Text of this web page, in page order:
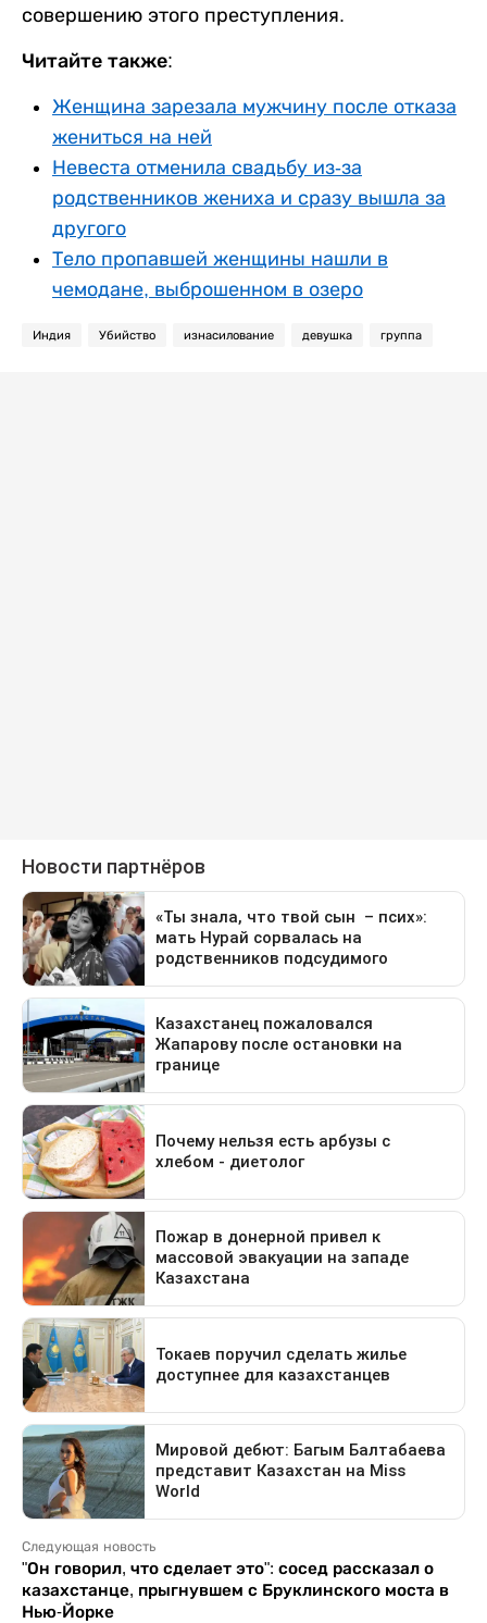
совершению этого преступления.
Читайте также:
Женщина зарезала мужчину после отказа
жениться на ней
Невеста отменила свадьбу из-за
родственников жениха и сразу вышла за
другого
Тело пропавшей женщины нашли в
чемодане, выброшенном в озеро
Индия Убийство изнасилование девушка группа
Следующая новость
"Он говорил, что сделает это": сосед рассказал о
казахстанце, прыгнувшем с Бруклинского моста в
Нью-Йорке